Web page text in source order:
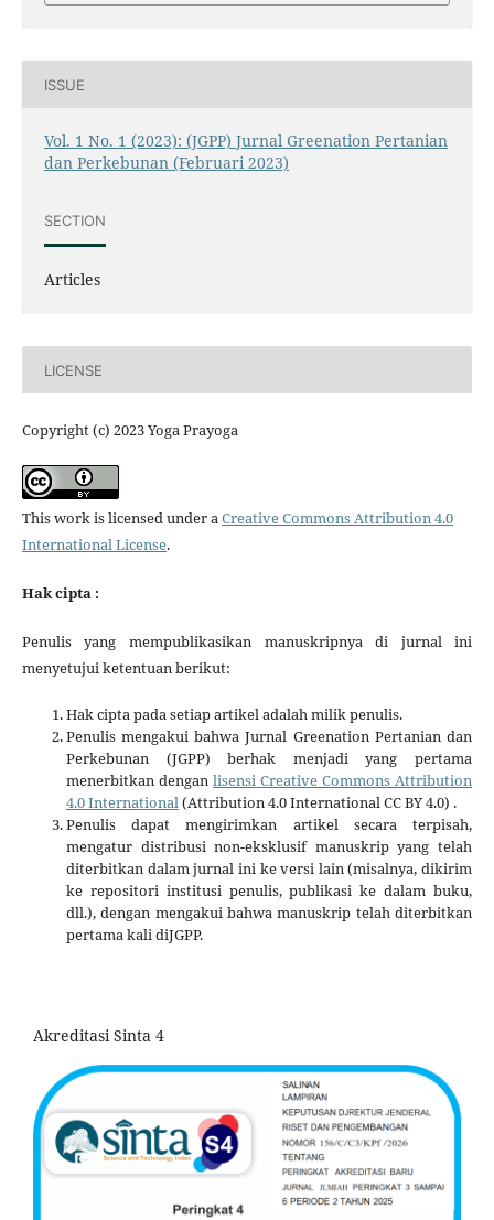
ISSUE
Vol. 1 No. 1 (2023): (JGPP) Jurnal Greenation Pertanian
dan Perkebunan (Februari 2023)
SECTION
Articles
LICENSE
Copyright (c) 2023 Yoga Prayoga
This work is licensed under a Creative Commons Attribution 4.0
International License.
Hak cipta :
Penulis yang mempublikasikan manuskripnya di jurnal ini
menyetujui ketentuan berikut:
Hak cipta pada setiap artikel adalah milik penulis.
Penulis mengakui bahwa Jurnal Greenation Pertanian dan
Perkebunan (JGPP) berhak menjadi yang pertama
menerbitkan dengan lisensi Creative Commons Attribution
4.0 International (Attribution 4.0 International CC BY 4.0) .
Penulis dapat mengirimkan artikel secara terpisah,
mengatur distribusi non-eksklusif manuskrip yang telah
diterbitkan dalam jurnal ini ke versi lain (misalnya, dikirim
ke repositori institusi penulis, publikasi ke dalam buku,
dll.), dengan mengakui bahwa manuskrip telah diterbitkan
pertama kali diJGPP.
Akreditasi Sinta 4